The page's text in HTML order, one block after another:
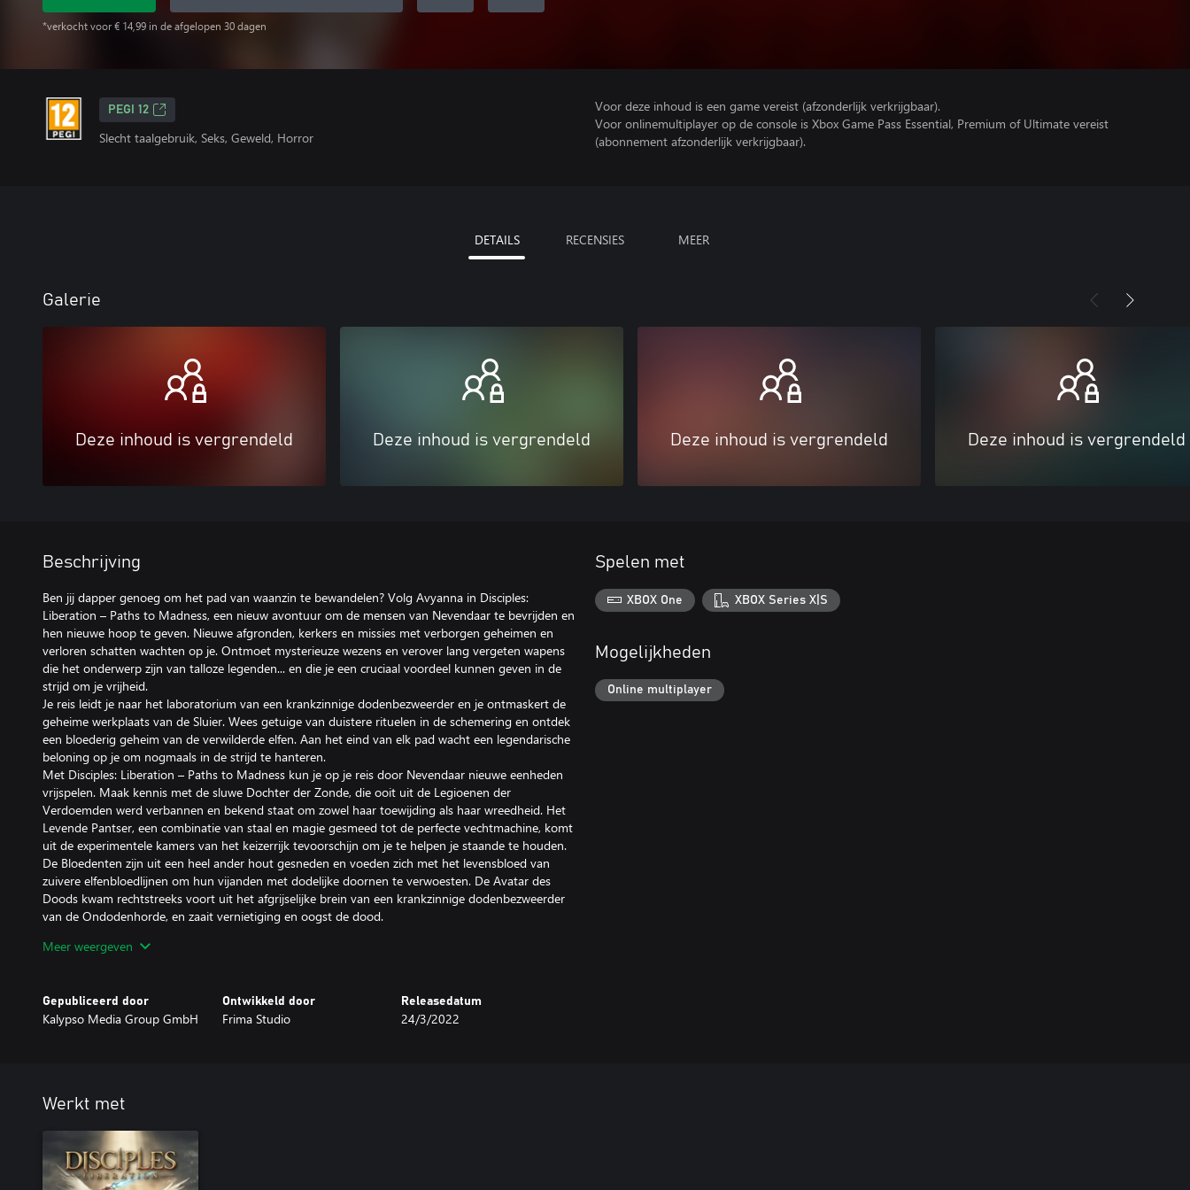
*verkocht voor € 14,99 in de afgelopen 30 dagen
PEGI 12
Slecht taalgebruik, Seks, Geweld, Horror
Voor deze inhoud is een game vereist (afzonderlijk verkrijgbaar).
Voor onlinemultiplayer op de console is Xbox Game Pass Essential, Premium of Ultimate vereist
(abonnement afzonderlijk verkrijgbaar).
DETAILS RECENSIES MEER
Galerie
Deze inhoud is vergrendeld Deze inhoud is vergrendeld Deze inhoud is vergrendeld Deze inhoud is vergrendeld
Beschrijving
Ben jij dapper genoeg om het pad van waanzin te bewandelen? Volg Avyanna in Disciples:
Liberation – Paths to Madness, een nieuw avontuur om de mensen van Nevendaar te bevrijden en
hen nieuwe hoop te geven. Nieuwe afgronden, kerkers en missies met verborgen geheimen en
verloren schatten wachten op je. Ontmoet mysterieuze wezens en verover lang vergeten wapens
die het onderwerp zijn van talloze legenden... en die je een cruciaal voordeel kunnen geven in de
strijd om je vrijheid.
Je reis leidt je naar het laboratorium van een krankzinnige dodenbezweerder en je ontmaskert de
geheime werkplaats van de Sluier. Wees getuige van duistere rituelen in de schemering en ontdek
een bloederig geheim van de verwilderde elfen. Aan het eind van elk pad wacht een legendarische
beloning op je om nogmaals in de strijd te hanteren.
Met Disciples: Liberation – Paths to Madness kun je op je reis door Nevendaar nieuwe eenheden
vrijspelen. Maak kennis met de sluwe Dochter der Zonde, die ooit uit de Legioenen der
Verdoemden werd verbannen en bekend staat om zowel haar toewijding als haar wreedheid. Het
Levende Pantser, een combinatie van staal en magie gesmeed tot de perfecte vechtmachine, komt
uit de experimentele kamers van het keizerrijk tevoorschijn om je te helpen je staande te houden.
De Bloedenten zijn uit een heel ander hout gesneden en voeden zich met het levensbloed van
zuivere elfenbloedlijnen om hun vijanden met dodelijke doornen te verwoesten. De Avatar des
Doods kwam rechtstreeks voort uit het afgrijselijke brein van een krankzinnige dodenbezweerder
van de Ondodenhorde, en zaait vernietiging en oogst de dood.
Kenmerken:
bent begonnen of al een eind op weg bent, zullen deze paden hun uitdaging aanpassen aan het
niveau van je personage.
Levende Pantser, de Bloedent en de Avatar des Doods. Na het vrijspelen kunnen de nieuwe
eenheden zowel in het hoofdspel als in multiplayer worden gerekruteerd.
• Vier nieuwe kerkers wachten om te worden verkend: kerkers vol mysteries en geheimen liggen
verborgen in de verre uithoeken van Nevendaar. Het laboratorium van een krankzinnige
dodenbezweerder, een smederij die een geheime werkplaats van de Sluier blijkt te zijn, een plek
boordevol magie in een demonisch fort en een heilig bos van de Elfenalliantie verborgen tussen de
Meer weergeven
Gepubliceerd door
Kalypso Media Group GmbH
Ontwikkeld door
Frima Studio
Releasedatum
24/3/2022
Spelen met
XBOX One XBOX Series X|S
Mogelijkheden
Online multiplayer
Werkt met